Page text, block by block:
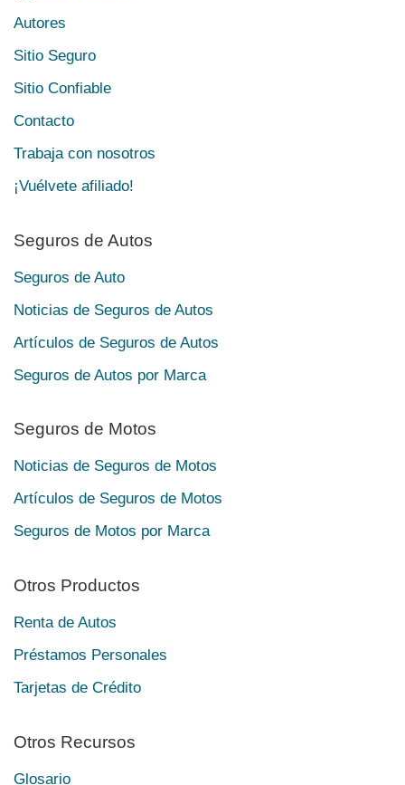
Autores
Sitio Seguro
Sitio Confiable
Contacto
Trabaja con nosotros
¡Vuélvete afiliado!
Seguros de Autos
Seguros de Auto
Noticias de Seguros de Autos
Artículos de Seguros de Autos
Seguros de Autos por Marca
Seguros de Motos
Noticias de Seguros de Motos
Artículos de Seguros de Motos
Seguros de Motos por Marca
Otros Productos
Renta de Autos
Préstamos Personales
Tarjetas de Crédito
Otros Recursos
Glosario